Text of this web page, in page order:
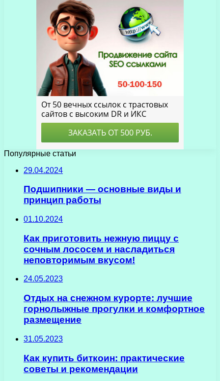
Популярные статьи
29.04.2024
Подшипники — основные виды и
принцип работы
01.10.2024
Как приготовить нежную пиццу с
сочным лососем и насладиться
неповторимым вкусом!
24.05.2023
Отдых на снежном курорте: лучшие
горнолыжные прогулки и комфортное
размещение
31.05.2023
Как купить биткоин: практические
советы и рекомендации